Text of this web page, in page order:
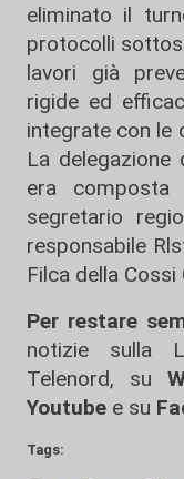
eliminato il
protocolli
lavori già
rigide ed
integrate con le
La delegazione
era composta
segretario
responsabile
Filca della
Per restare
notizie sulla
Telenord, su
Youtube e su
Tags: